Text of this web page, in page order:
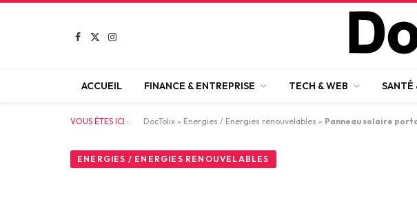
Facebook
X
Instagram
ACCUEIL FINANCE & ENTREPRISE TECH & WEB SANTÉ
VOUS ÊTES ICI : DocTolix » Energies / Energies renouvelables » Panneau solaire
ENERGIES / ENERGIES RENOUVELABLES